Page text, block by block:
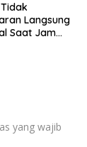
Langsung
Saat Jam
yang wajib